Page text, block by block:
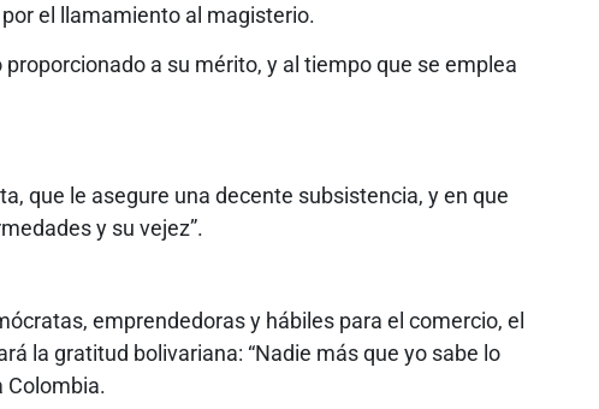
el llamamiento al magisterio.
a su mérito, y al tiempo que se emplea
que le asegure una decente subsistencia, y en que
y su vejez”.
emprendedoras y hábiles para el comercio, el
la gratitud bolivariana: “Nadie más que yo sabe lo
Colombia.